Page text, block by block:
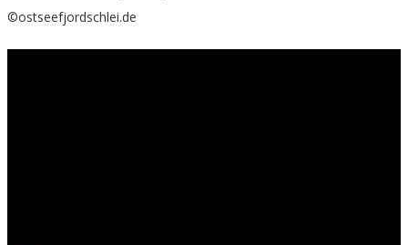
©ostseefjordschlei.de